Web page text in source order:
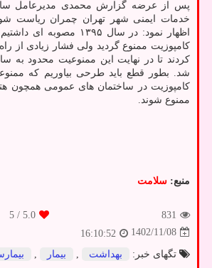
پس از عرضه گزارش محمدی مدیرعامل
خدمات ایمنی شهر تهران چمران ریاست
اظهار نمود: در سال ۱۳۹۵
کامپوزیت ممنوع گردید ولی فشار زیادی از
کردند تا در نهایت این ممنوعیت محدود به
شد. بطور قطع باید طرحی بیاوریم که
کامپوزیت در ساختمان های عمومی همچون
ممنوع شوند.
منبع: سلامت
831
5.0
/ 5
1402/11/08
16:10:52
تگهای خبر:
بهداشت بیمار